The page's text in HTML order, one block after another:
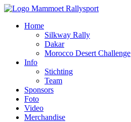
Home
Silkway Rally
Dakar
Morocco Desert Challenge
Info
Stichting
Team
Sponsors
Foto
Video
Merchandise